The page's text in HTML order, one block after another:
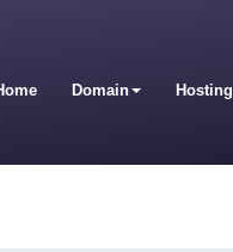
Domain Hosting